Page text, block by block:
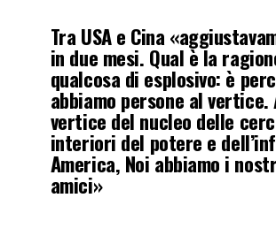
Tra USA e Cina
in due mesi. Qual è la
qualcosa di esplosivo: è
abbiamo persone al vertice.
vertice del nucleo delle
interiori del potere e
America, Noi abbiamo i
amici»